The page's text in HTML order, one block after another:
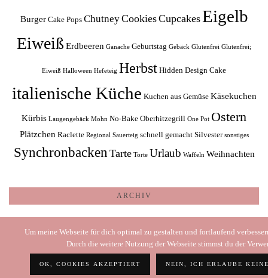
Burger Cake Pops ChutneyCookiesCupcakesEigelb
Eiweiß Erdbeeren Ganache Geburtstag Gebäck Glutenfrei Glutenfrei;
Eiweiß Halloween Hefeteig Herbst Hidden Design Cake
italienische Küche Kuchen aus Gemüse Käsekuchen
Kürbis Laugengebäck Mohn No-Bake Oberhitzegrill One Pot Ostern
Plätzchen Raclette Regional Sauerteig schnell gemacht Silvester sonstiges
Synchronbacken Tarte Torte Urlaub Waffeln Weihnachten
ARCHIV
Archiv
Um meine Webseite für dich optimal zu gestalten und fortlaufend
Durch die weitere Nutzung der Webseite stimmst du der
OK, COOKIES AKZEPTIERT NEIN, ICH ERLAUBE